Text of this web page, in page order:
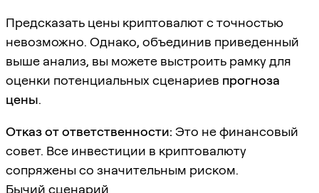
Предсказать цены криптовалют с точностью
невозможно. Однако, объединив приведенный
выше анализ, вы можете выстроить рамку для
оценки потенциальных сценариев прогноза
цены.
Отказ от ответственности: Это не финансовый
совет. Все инвестиции в криптовалюту
сопряжены со значительным риском.
Бычий сценарий